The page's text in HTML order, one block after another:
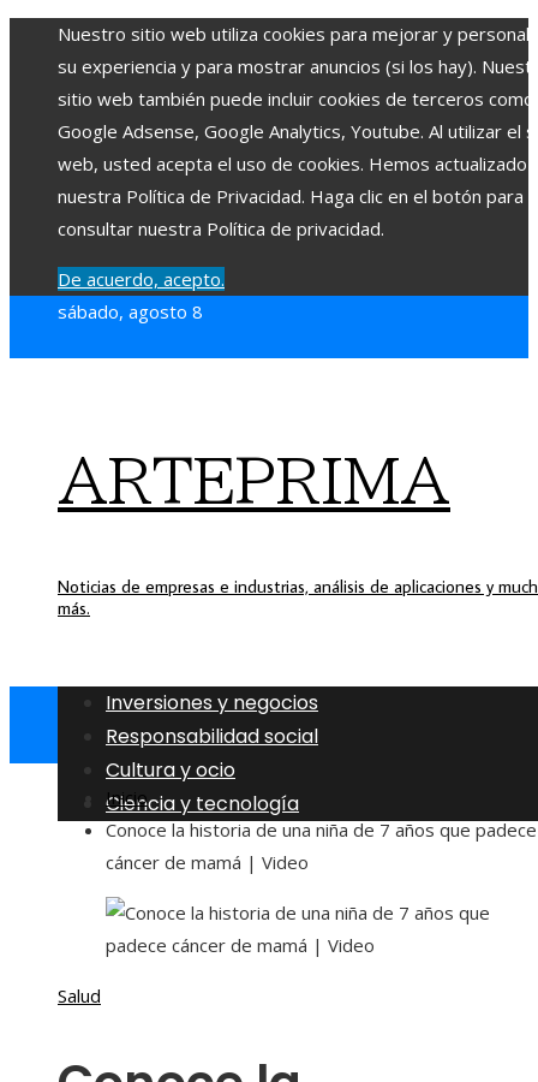
Nuestro sitio web utiliza cookies para mejorar y
su experiencia y para mostrar anuncios (si los hay).
sitio web también puede incluir cookies de terceros como
Google Adsense, Google Analytics, Youtube. Al utilizar el
web, usted acepta el uso de cookies. Hemos actualizado
nuestra Política de Privacidad. Haga clic en el botón para
consultar nuestra Política de privacidad.
De acuerdo, acepto.
sábado, agosto 8
ARTEPRIMA
Noticias de empresas e industrias, análisis de aplicaciones y
más.
Inversiones y negocios
Responsabilidad social
Cultura y ocio
Ciencia y tecnología
Inicio
Conoce la historia de una niña de 7 años que padece
cáncer de mamá | Video
Salud